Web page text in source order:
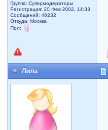
Группа: Супермодераторы
Регистрация: 20 Фев 2002, 14:33
Сообщений: 40232
Откуда: Москва
Пол:
Лила